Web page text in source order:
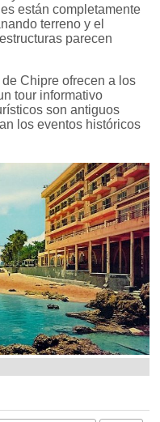
están completamente
terreno y el
parecen
Chipre ofrecen a los
tour informativo
son antiguos
los eventos históricos